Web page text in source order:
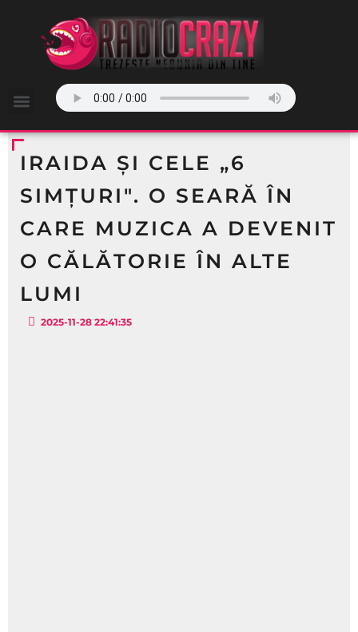
IRAIDA ȘI CELE „6
SIMȚURI". O SEARĂ ÎN
CARE MUZICA A DEVENIT
O CĂLĂTORIE ÎN ALTE
LUMI
2025-11-28 22:41:35